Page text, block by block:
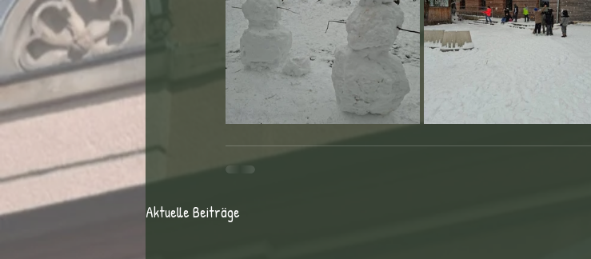
Aktuelle Beiträge